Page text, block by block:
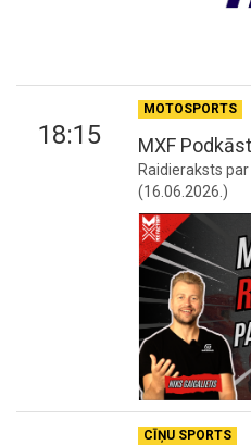
18:15
MOTOSPORTS
MXF
Raidieraksts
(16.06.2026.)
CĪŅU SPORTS